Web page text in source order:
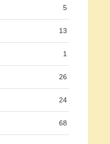
5
13
1
26
24
68